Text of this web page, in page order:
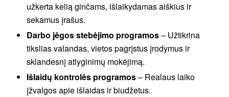
užkerta kelią ginčams, išlaikydamas aiškius ir
sekamus įrašus.
Darbo jėgos stebėjimo programos– Užtikrina
tikslias valandas, vietos pagrįstus įrodymus ir
sklandesnį atlyginimų mokėjimą.
Išlaidų kontrolės programos– Realaus laiko
įžvalgos apie išlaidas ir biudžetus.